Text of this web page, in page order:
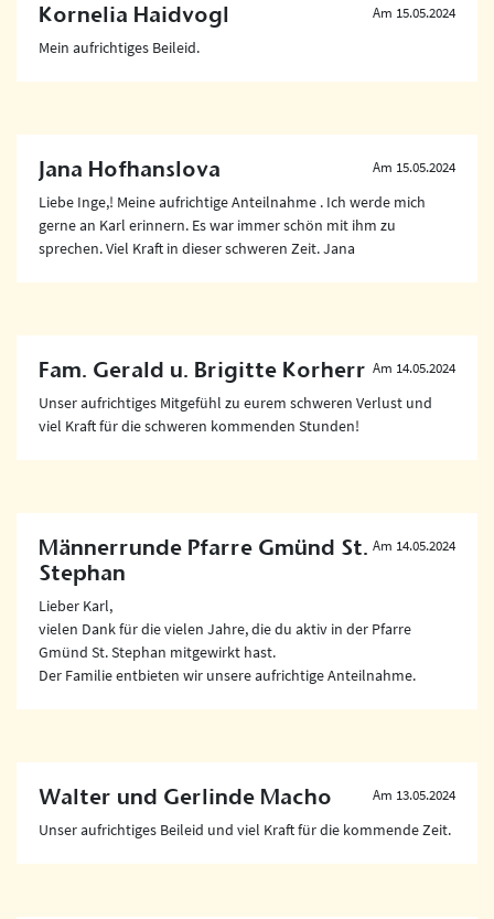
Am 15.05.2024
Kornelia Haidvogl
Mein aufrichtiges Beileid.
Am 15.05.2024
Jana Hofhanslova
Liebe Inge,! Meine aufrichtige Anteilnahme . Ich werde mich
gerne an Karl erinnern. Es war immer schön mit ihm zu
sprechen. Viel Kraft in dieser schweren Zeit. Jana
Am 14.05.2024
Fam. Gerald u. Brigitte Korherr
Unser aufrichtiges Mitgefühl zu eurem schweren Verlust und
viel Kraft für die schweren kommenden Stunden!
Am 14.05.2024
Männerrunde Pfarre Gmünd St.
Stephan
Lieber Karl,
vielen Dank für die vielen Jahre, die du aktiv in der Pfarre
Gmünd St. Stephan mitgewirkt hast.
Der Familie entbieten wir unsere aufrichtige Anteilnahme.
Am 13.05.2024
Walter und Gerlinde Macho
Unser aufrichtiges Beileid und viel Kraft für die kommende Zeit.